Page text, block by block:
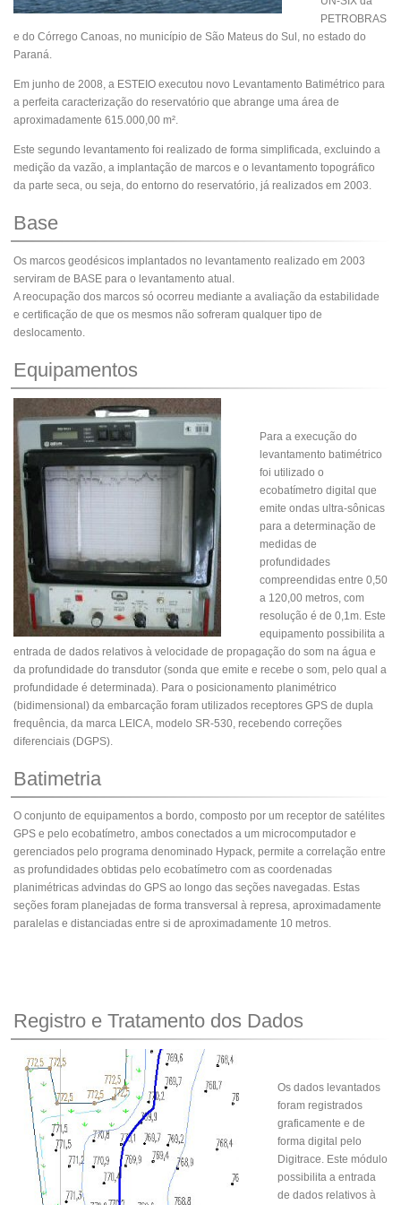
PETROBRAS
e do Córrego Canoas, no município de São Mateus do Sul, no estado do
Paraná.
Em junho de 2008, a ESTEIO executou novo Levantamento Batimétrico para
a perfeita caracterização do reservatório que abrange uma área de
aproximadamente 615.000,00 m².
Este segundo levantamento foi realizado de forma simplificada, excluindo a
medição da vazão, a implantação de marcos e o levantamento topográfico
da parte seca, ou seja, do entorno do reservatório, já realizados em 2003.
Base
Os marcos geodésicos implantados no levantamento realizado em 2003
serviram de BASE para o levantamento atual.
A reocupação dos marcos só ocorreu mediante a avaliação da estabilidade
e certificação de que os mesmos não sofreram qualquer tipo de
deslocamento.
Equipamentos
Para a execução do
levantamento batimétrico
foi utilizado o
ecobatímetro digital que
emite ondas ultra-sônicas
para a determinação de
medidas de
profundidades
compreendidas entre 0,50
a 120,00 metros, com
resolução é de 0,1m. Este
equipamento possibilita a
entrada de dados relativos à velocidade de propagação do som na água e
da profundidade do transdutor (sonda que emite e recebe o som, pelo qual a
profundidade é determinada). Para o posicionamento planimétrico
(bidimensional) da embarcação foram utilizados receptores GPS de dupla
frequência, da marca LEICA, modelo SR-530, recebendo correções
diferenciais (DGPS).
Batimetria
O conjunto de equipamentos a bordo, composto por um receptor de satélites
GPS e pelo ecobatímetro, ambos conectados a um microcomputador e
gerenciados pelo programa denominado Hypack, permite a correlação entre
as profundidades obtidas pelo ecobatímetro com as coordenadas
planimétricas advindas do GPS ao longo das seções navegadas. Estas
seções foram planejadas de forma transversal à represa, aproximadamente
paralelas e distanciadas entre si de aproximadamente 10 metros.
Registro e Tratamento dos Dados
Os dados levantados
foram registrados
graficamente e de
forma digital pelo
Digitrace. Este módulo
possibilita a entrada
de dados relativos à